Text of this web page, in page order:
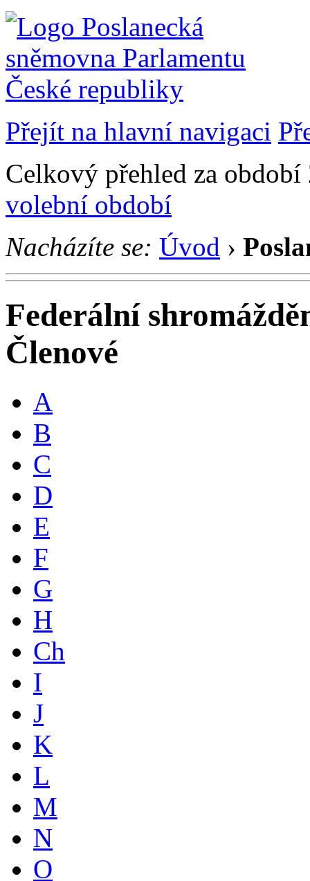
Přejít na hlavní navigaci
Celkový přehled za
volební období
Nacházíte se: Úvod ›
Federální
Členové
A
B
C
D
E
F
G
H
Ch
I
J
K
L
M
N
O